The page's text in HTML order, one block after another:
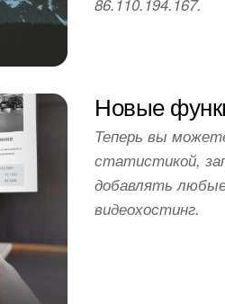
86.110.194.167.
Новые
Теперь вы
статистикой,
добавлять
видеохостинг.